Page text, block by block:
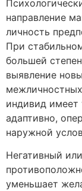
направление
личность
При
большей
выявление
индивид имеет
адаптивно,
наружной
Негативный
уменьшает